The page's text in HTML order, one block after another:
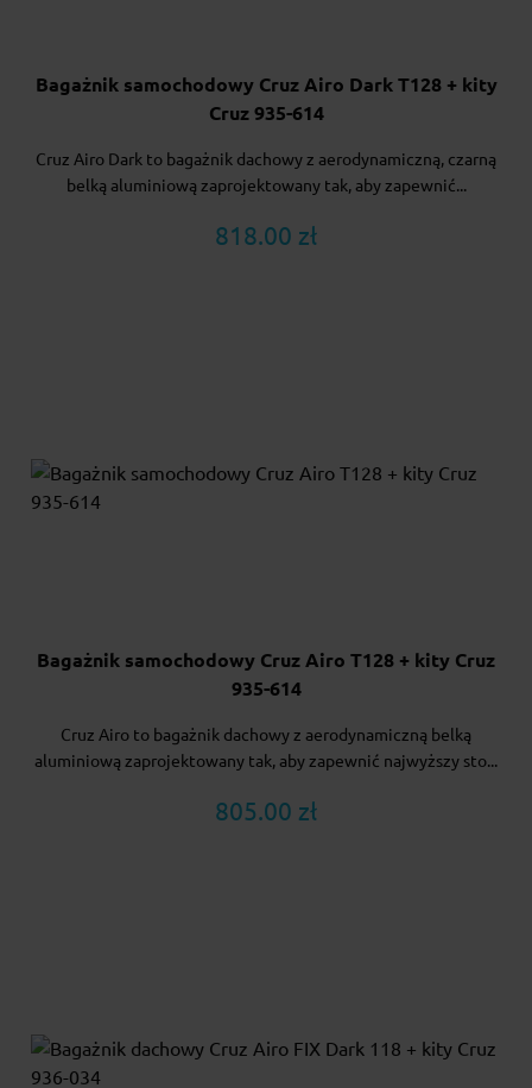
Bagażnik samochodowy Cruz Airo Dark T128 + kity
Cruz 935-614
Cruz Airo Dark to bagażnik dachowy z aerodynamiczną, czarną
belką aluminiową zaprojektowany tak, aby zapewnić...
818.00 zł
Bagażnik samochodowy Cruz Airo T128 + kity Cruz
935-614
Cruz Airo to bagażnik dachowy z aerodynamiczną belką
aluminiową zaprojektowany tak, aby zapewnić najwyższy sto...
805.00 zł